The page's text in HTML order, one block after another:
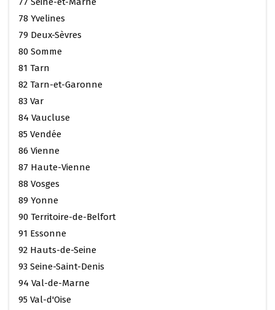
78 Yvelines
79 Deux-Sèvres
80 Somme
81 Tarn
82 Tarn-et-Garonne
83 Var
84 Vaucluse
85 Vendée
86 Vienne
87 Haute-Vienne
88 Vosges
89 Yonne
90 Territoire-de-Belfort
91 Essonne
92 Hauts-de-Seine
93 Seine-Saint-Denis
94 Val-de-Marne
95 Val-d'Oise